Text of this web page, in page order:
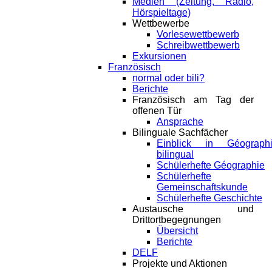
Hörspieltage)
Wettbewerbe
Vorlesewettbewerb
Schreibwettbewerb
Exkursionen
Französisch
normal oder bili?
Berichte
Französisch am Tag der
offenen Tür
Ansprache
Bilinguale Sachfächer
Einblick in
bilingual
Schülerhefte Géographie
Schülerhefte
Gemeinschaftskunde
Schülerhefte Geschichte
Austausche und
Drittortbegegnungen
Übersicht
Berichte
DELF
Projekte und Aktionen